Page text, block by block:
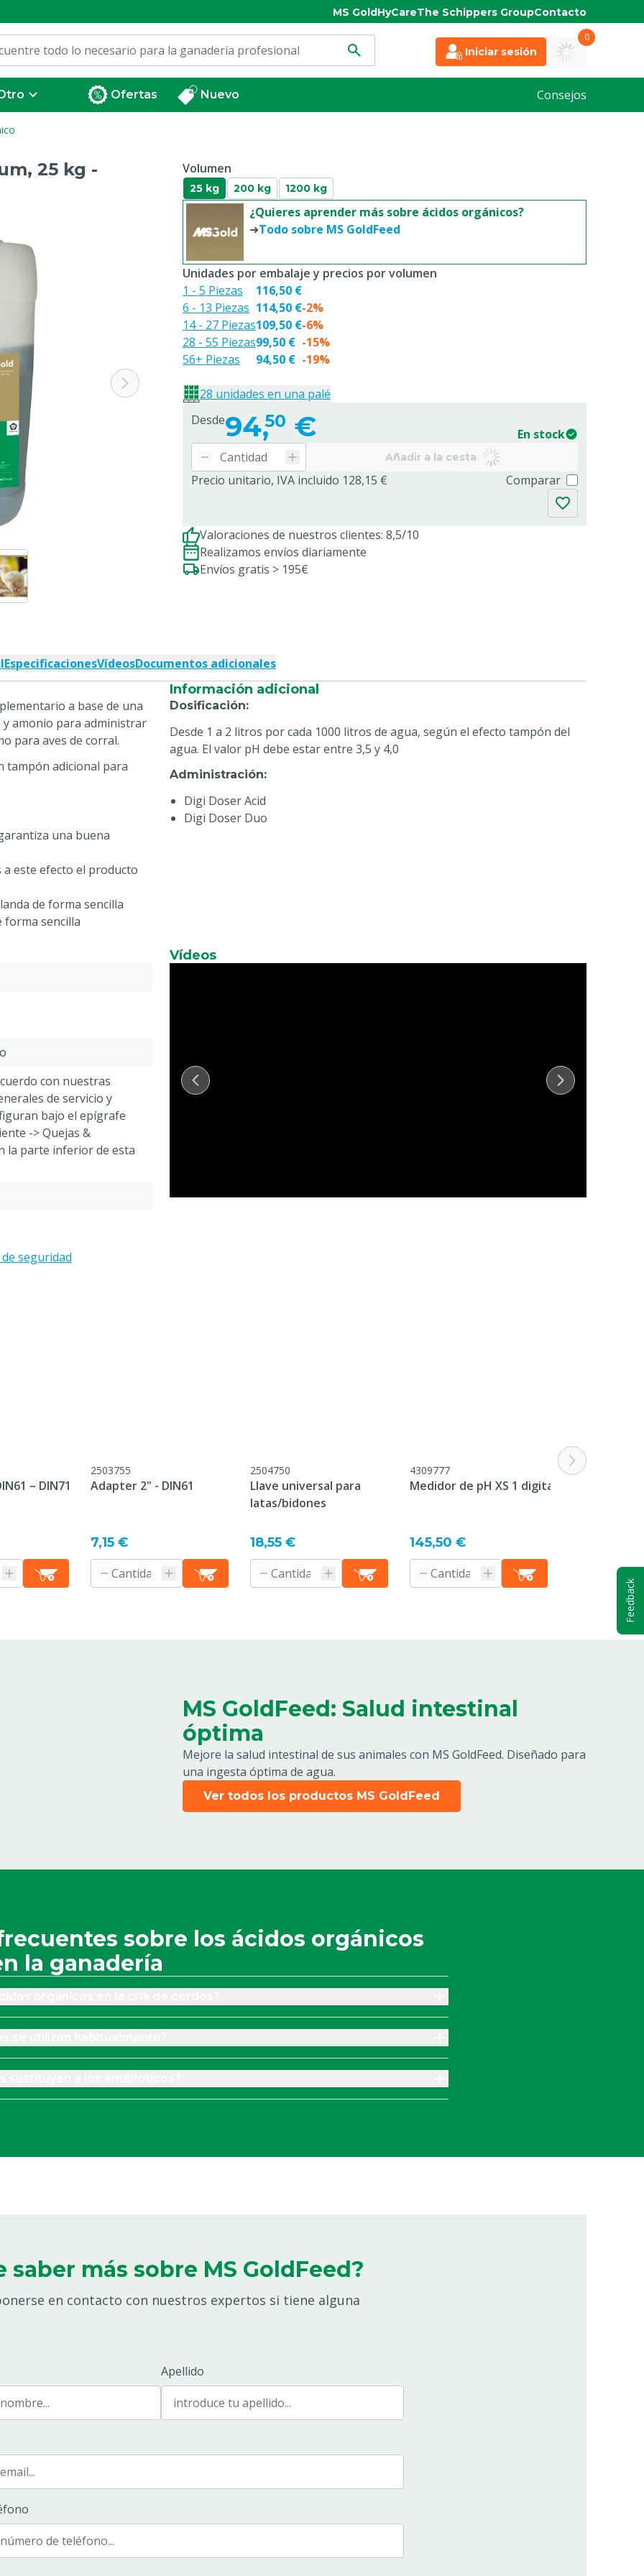
MS GoldHyCareThe Schippers GroupContacto
Iniciar sesión
0
Ofertas Nuevo Consejos
25 kg -
Volumen
25 kg 200 kg 1200 kg
¿Quieres aprender más sobre ácidos orgánicos?
➜Todo sobre MS GoldFeed
Desde94,50 € En stock
Añadir a la cesta
Precio unitario, IVA incluido 128,15 € Comparar
Unidades por embalaje y precios por volumen
1 - 5 Piezas
6 - 13 Piezas
14 - 27 Piezas
28 - 55 Piezas
56+ Piezas
116,50 €
114,50 €
109,50 €
99,50 €
94,50 €
-2%
-6%
-15%
-19%
28 unidades en una palé
Valoraciones de nuestros clientes: 8,5/10
Realizamos envíos diariamente
Envíos gratis > 195€
EspecificacionesVídeosDocumentos adicionales
a base de una
y amonio para administrar
para aves de corral.
tampón adicional para
una buena
este efecto el producto
de forma sencilla
forma sencilla
Información adicional
Dosificación:
Desde 1 a 2 litros por cada 1000 litros de agua, según el efecto tampón del
agua. El valor pH debe estar entre 3,5 y 4,0
Administración:
Digi Doser Acid
Digi Doser Duo
con nuestras
de servicio y
bajo el epígrafe
-> Quejas &
la parte inferior de esta
alimenticio para
ser cancelado o
Vídeos
seguridad
– DIN71
2503755
Adapter 2" - DIN61
7,15 €
2504750
Llave universal para
latas/bidones
18,55 €
4309777
Medidor de pH XS 1 digital
145,50 €
M2506022
producto
MS GoldFeed: Salud intestinal
óptima
Mejore la salud intestinal de sus animales con MS GoldFeed. Diseñado para
una ingesta óptima de agua.
Ver todos los productos MS GoldFeed
sobre los ácidos orgánicos
la ganadería
saber más sobre MS GoldFeed?
en contacto con nuestros expertos si tiene alguna
Apellido
Feedback